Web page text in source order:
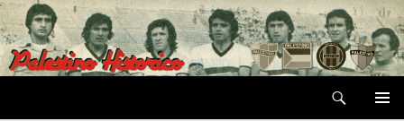
Saltar
al
contenido